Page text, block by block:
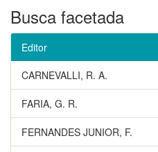
Busca facetada
Editor
CARNEVALLI, R. A.
FARIA, G. R.
FERNANDES JUNIOR, F.